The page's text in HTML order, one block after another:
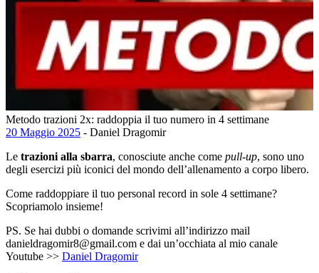
Metodo trazioni 2x: raddoppia il tuo numero in 4 settimane
20 Maggio 2025 - Daniel Dragomir
Le trazioni alla sbarra, conosciute anche come pull-up, sono uno
degli esercizi più iconici del mondo dell’allenamento a corpo libero.
Come raddoppiare il tuo personal record in sole 4 settimane?
Scopriamolo insieme!
PS. Se hai dubbi o domande scrivimi all’indirizzo mail
danieldragomir8@gmail.com e dai un’occhiata al mio canale
Youtube >> Daniel Dragomir